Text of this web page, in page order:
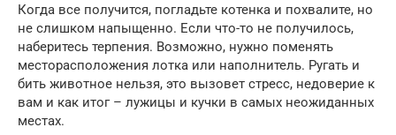
Когда все получится, погладьте котенка и похвалите, но
не слишком напыщенно. Если что-то не получилось,
наберитесь терпения. Возможно, нужно поменять
месторасположения лотка или наполнитель. Ругать и
бить животное нельзя, это вызовет стресс, недоверие к
вам и как итог – лужицы и кучки в самых неожиданных
местах.